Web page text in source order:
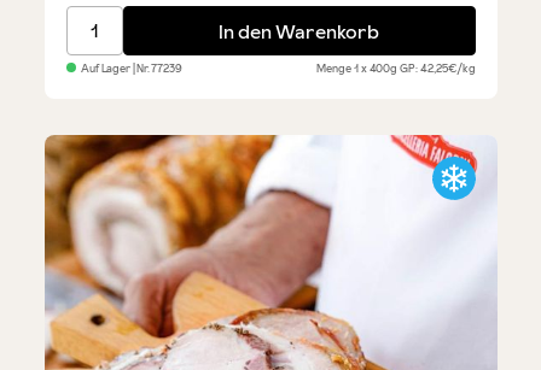
Lardo di Colonnata IGP - Speck am Stück
In den Warenkorb
Auf Lager| Nr.77239 Menge1 x 400gGP: 42,25€/kg